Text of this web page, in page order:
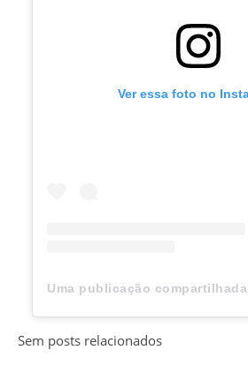
Ver essa foto no
Sem posts relacionados